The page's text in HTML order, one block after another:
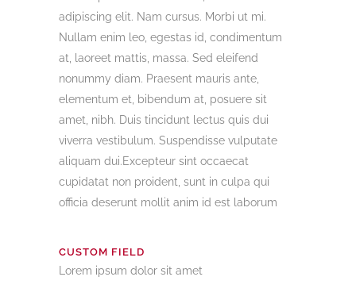
adipiscing elit. Nam cursus. Morbi ut mi.
Nullam enim leo, egestas id, condimentum
at, laoreet mattis, massa. Sed eleifend
nonummy diam. Praesent mauris ante,
elementum et, bibendum at, posuere sit
amet, nibh. Duis tincidunt lectus quis dui
viverra vestibulum. Suspendisse vulputate
aliquam dui.Excepteur sint occaecat
cupidatat non proident, sunt in culpa qui
officia deserunt mollit anim id est laborum
CUSTOM FIELD
Lorem ipsum dolor sit amet